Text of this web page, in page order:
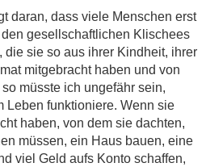
daran, dass viele Menschen erst
gesellschaftlichen Klischees
die sie so aus ihrer Kindheit, ihrer
mitgebracht haben und von
müsste ich ungefähr sein,
Leben funktioniere. Wenn sie
haben, von dem sie dachten,
müssen, ein Haus bauen, eine
viel Geld aufs Konto schaffen,